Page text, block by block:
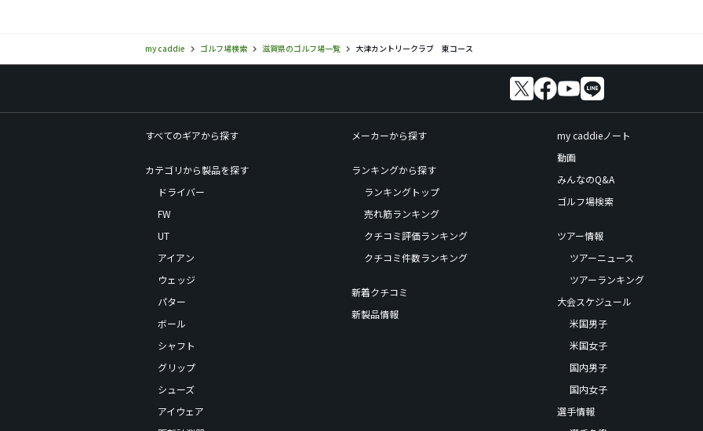
my caddie ゴルフ場検索 滋賀県のゴルフ場一覧 大津カントリークラブ 東コース
すべてのギアから探す
カテゴリから製品を探す
ドライバー
FW
UT
アイアン
ウェッジ
パター
ボール
シャフト
グリップ
シューズ
アイウェア
メーカーから探す
ランキングから探す
ランキングトップ
売れ筋ランキング
クチコミ評価ランキング
クチコミ件数ランキング
新着クチコミ
新製品情報
my caddieノート
動画
みんなのQ&A
ゴルフ場検索
ツアー情報
ツアーニュース
ツアーランキング
大会スケジュール
米国男子
米国女子
国内男子
国内女子
選手情報